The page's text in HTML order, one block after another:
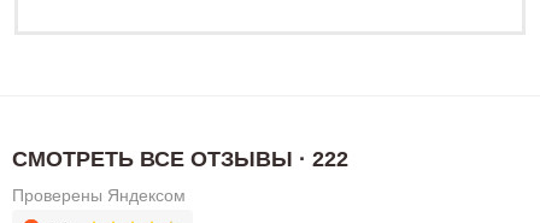
СМОТРЕТЬ ВСЕ ОТЗЫВЫ · 222
Проверены Яндексом